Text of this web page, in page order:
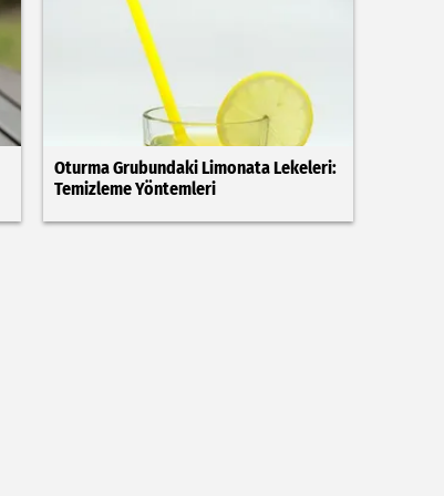
Oturma Grubundaki Limonata Lekeleri:
Temizleme Yöntemleri